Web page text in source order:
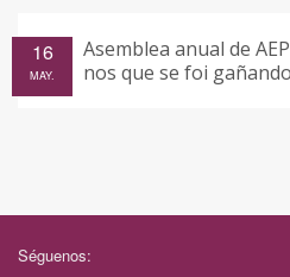
Asemblea anual de
nos que se foi
16
MAY.
Séguenos: